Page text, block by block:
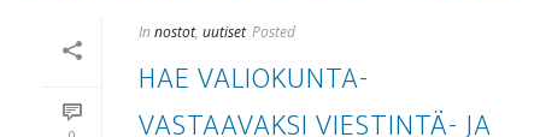
In nostot, uutiset Posted
HAE VALIOKUNTA­
VASTAAVAKSI VIESTINTÄ- JA